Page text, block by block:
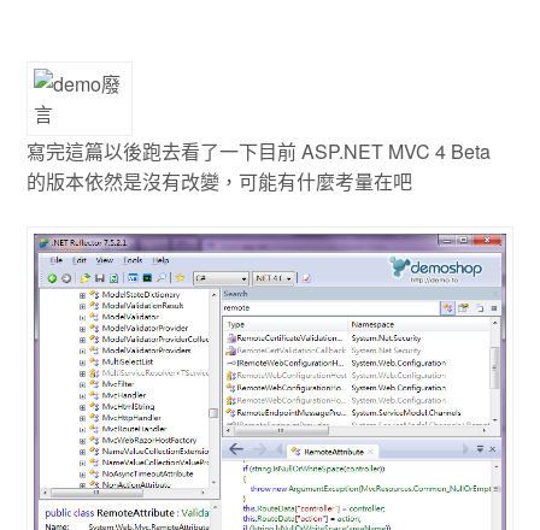
寫完這篇以後跑去看了一下目前 ASP.NET MVC 4 Beta
的版本依然是沒有改變，可能有什麼考量在吧